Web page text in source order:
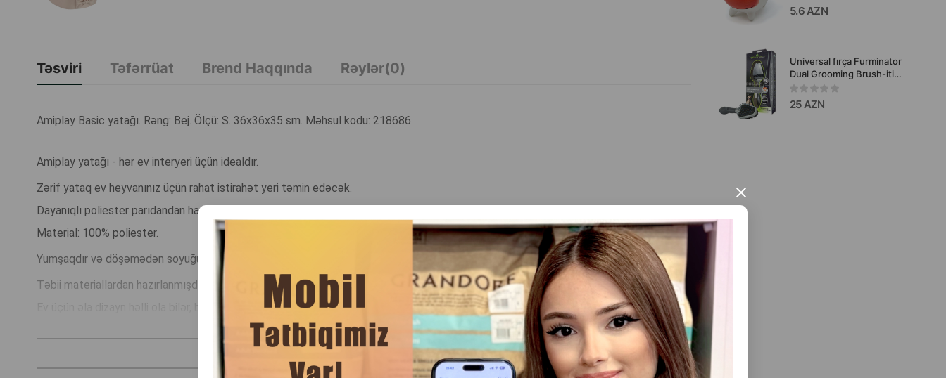
×
Təsviri Təfərrüat Brend Haqqında Rəylər(0)
Amiplay Basic yatağı. Rəng: Bej. Ölçü: S. 36x36x35 sm. Məhsul kodu: 218686.
Amiplay yatağı - hər ev interyeri üçün idealdır.
Zərif yataq ev heyvanınız üçün rahat istirahət yeri təmin edəcək.
Dayanıqlı poliester parıdandan hazırlanmışdır.
Material: 100% poliester.
Yumşaqdır və döşəmədən soyuğu keçirmir, ev heyvanınız üçün dərin yuxu və istirahət təmin edir.
Təbii materiallardan hazırlanmışdır və təmizlənmək və ya yuyulmaq üçün çıxarıla bilən örtüyü var, evdə təmizlik və təravət təmin edir.
Ev üçün əla dizayn həlli ola bilər, bu yalnız praktik məqsədlərə xidmət etmir, həm də evə rahatlıq gətirir, ətraf mühitə uyğunlaşan başqa
Sevimli ev heyvanınız gündən sonrakı macəralardan sonra dəbdəbəli şəxsi məkanının dadını çıxara və keyfiyyətli istirahət edə bilər!
DAHA ÇOX OXU
5.6 AZN
Universal fırça Furminator
Dual Grooming Brush-itin
tüklərinin gündəlik
qulluğu üçün
25 AZN